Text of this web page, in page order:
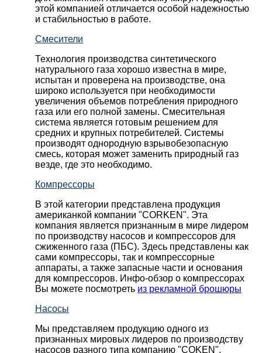
этой компанией отличается особой надежностью
и стабильностью в работе.
Смесители
Технология производства синтетического
натурального газа хорошо известна в мире,
испытан и проверена на производстве, она
широко используется при необходимости
увеличения объемов потребления природного
газа или его полной замены. Смесительная
система является готовым решением для
средних и крупных потребителей. Системы
производят однородную взрывобезопасную
смесь, которая может заменить природный газ
везде, где это необходимо.
Компрессоры
В этой категории представлена продукция
американкой компании "CORKEN". Эта
компания является признанным в мире лидером
по производству насосов и компрессоров для
сжиженного газа (ПБС). Здесь представлены как
сами компрессоры, так и компрессорные
аппараты, а также запасные части и основания
для компрессоров. Инфо-обзор о компрессорах
Вы можете посмотреть из рекламной брошюры
Насосы
Мы представляем продукцию одного из
признанных мировых лидеров по производству
насосов разного типа компанию "COKEN".